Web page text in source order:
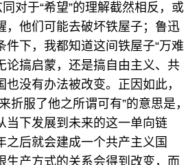
对于“希望”的理解截然相反，或
，他们可能去破坏铁屋子；鲁迅
下，我都知道这间铁屋子“万难
论搞启蒙，还是搞自由主义、共
没有办法被改变。正因如此，
折服了他之所谓可有”的意思是，
当下发展到未来的这一单向链
后就会建成一个共产主义国
生产方式的关系会得到改变，而